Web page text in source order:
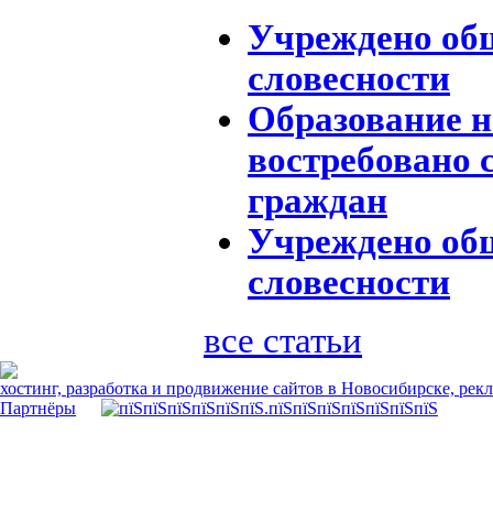
Учреждено
словесности
Образование
востребовано
граждан
Учреждено
словесности
все статьи
хостинг, разработка и продвижение сайтов в Новосибирске,
Партнёры